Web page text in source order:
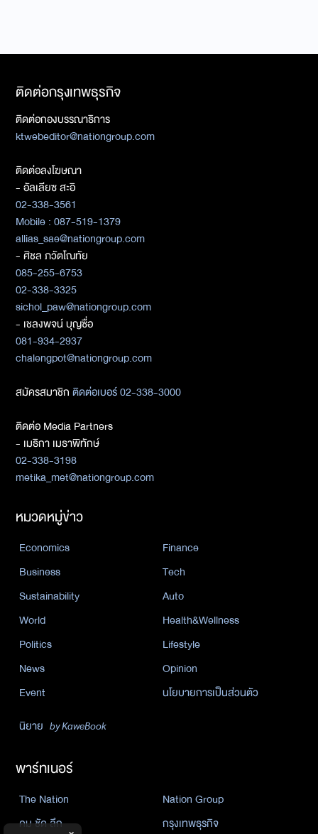
ติดต่อกรุงเทพธุรกิจ
ติดต่อกองบรรณาธิการ
ktwebeditor@nationgroup.com
ติดต่อลงโฆษณา
- อัลเลียซ สะอิ
02-338-3561
Mobile : 087-519-1379
allias_sae@nationgroup.com
- ศิชล ภวัตโณทัย
085-255-6753
02-338-3325
sichol_paw@nationgroup.com
- เชลงพจน์ บุญซื่อ
081-934-2937
chalengpot@nationgroup.com
สมัครสมาชิกติดต่อเบอร์ 02-338-3000
ติดต่อ Media Partners
- เมธิกา เมธาพิทักษ์
02-338-3198
metika_met@nationgroup.com
หมวดหมู่ข่าว
Economics
Finance
Business
Tech
Sustainability
Auto
World
Health&Wellness
Politics
Lifestyle
News
Opinion
Event
นโยบายการเป็นส่วนตัว
นิยาย by KaweBook
พาร์ทเนอร์
The Nation
Nation Group
คม ชัด ลึก
กรุงเทพธุรกิจ